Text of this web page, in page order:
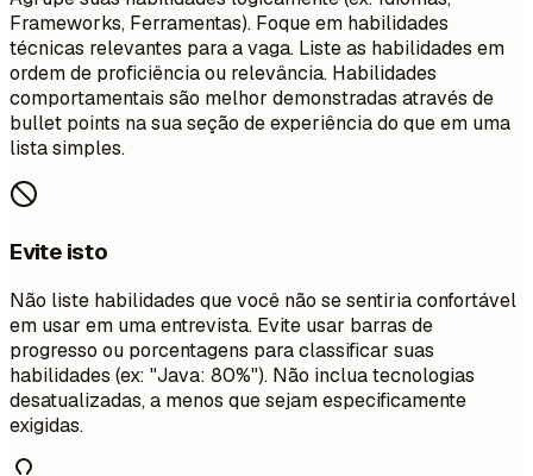
Frameworks, Ferramentas). Foque em habilidades
técnicas relevantes para a vaga. Liste as habilidades em
ordem de proficiência ou relevância. Habilidades
comportamentais são melhor demonstradas através de
bullet points na sua seção de experiência do que em uma
lista simples.
Evite isto
Não liste habilidades que você não se sentiria confortável
em usar em uma entrevista. Evite usar barras de
progresso ou porcentagens para classificar suas
habilidades (ex: "Java: 80%"). Não inclua tecnologias
desatualizadas, a menos que sejam especificamente
exigidas.